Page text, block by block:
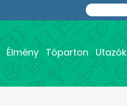
Élmény Tóparton Utazók